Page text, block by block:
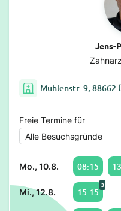
Jens-
Mühlenstr. 9, 88662
Freie Termine für
Mo., 10.8. 08:15
Mi., 12.8. 15:15
3